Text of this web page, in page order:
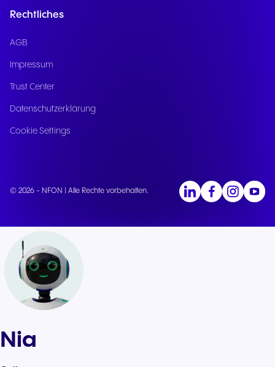
Konfiguration.
Anpassen von Anrufabläufen,
Warteschlangen und Routing-Regeln ist
Fachwissen.
Routinefragen und eine effiziente
Anrufweiterleitung werden die
reduziert.
FrontDesk ist 24/7 verfügbar und stellt
sicher, dass kein Anruf unbeantwortet
bleibt.
Rechtliches
AGB
Impressum
Trust Center
Datenschutzerklärung
Cookie Settings
© 2026 - NFON | Alle Rechte vorbehalten.